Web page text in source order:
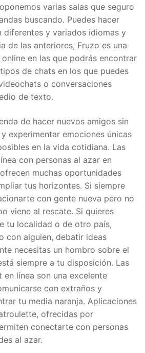
varias salas que seguro
buscando. Puedes hacer
diferentes y variados idiomas y
de las anteriores, Fruzo es una
en las que podrás encontrar
de chats en los que puedes
o conversaciones
de texto.
de hacer nuevos amigos sin
experimentar emociones únicas
en la vida cotidiana. Las
con personas al azar en
muchas oportunidades
tus horizontes. Si siempre
con gente nueva pero no
viene al rescate. Si quieres
tu localidad o de otro país,
con alguien, debatir ideas
necesitas un hombro sobre el
siempre a tu disposición. Las
línea son una excelente
con extraños y
tu media naranja. Aplicaciones
ofrecidas por
conectarte con personas
al azar.